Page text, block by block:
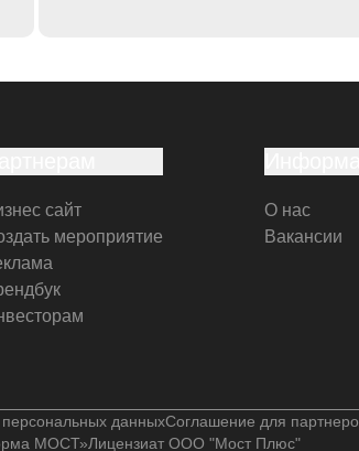
сайт
мероприятие
О нас
Вакансии
данныхСоглашение для
МОСТ»Лицензиат ООО "Мост Плюс"